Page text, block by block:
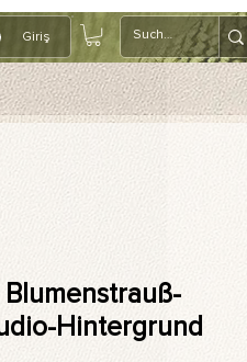
Giriş
Hintergrund